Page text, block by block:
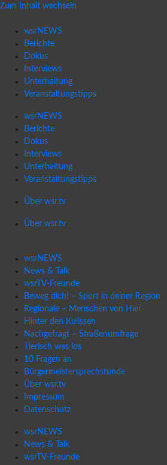
Zum Inhalt wechseln
wsrNEWS
Berichte
Dokus
Interviews
Unterhaltung
Veranstaltungstipps
wsrNEWS
Berichte
Dokus
Interviews
Unterhaltung
Veranstaltungstipps
Über wsr.tv
Über wsr.tv
wsrNEWS
News & Talk
wsrTV-Freunde
Beweg dich! – Sport in deiner Region
Regionale – Menschen von Hier
Hinter den Kulissen
Nachgefragt – Straßenumfrage
Tierisch was los
10 Fragen an
Bürgermeistersprechstunde
Über wsr.tv
Impressum
Datenschutz
wsrNEWS
News & Talk
wsrTV-Freunde